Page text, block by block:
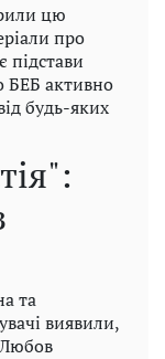
цю
про
підстави
БЕБ активно
будь-яких
та
виявили,